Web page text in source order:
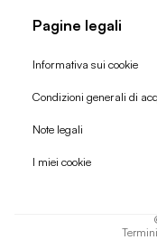
Pagine legali
Informativa sui cookie
Condizioni generali di
Note legali
I miei cookie
Politica di rimborso